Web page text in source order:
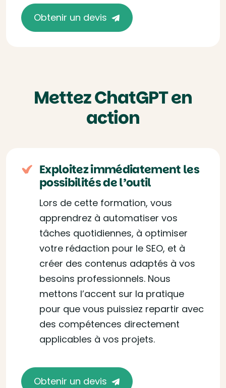
Obtenir un devis
Mettez ChatGPT en
action
Exploitez immédiatement les
possibilités de l’outil
Lors de cette formation, vous
apprendrez à automatiser vos
tâches quotidiennes, à optimiser
votre rédaction pour le SEO, et à
créer des contenus adaptés à vos
besoins professionnels. Nous
mettons l’accent sur la pratique
pour que vous puissiez repartir avec
des compétences directement
applicables à vos projets.
Obtenir un devis